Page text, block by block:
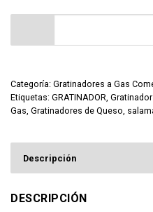
Gratinador a Gas Migsa
Categoría: Gratinadores a Gas
Etiquetas: GRATINADOR,
Gas, Gratinadores de Queso,
Descripción
DESCRIPCIÓN